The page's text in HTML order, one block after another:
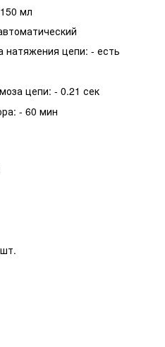
мл
натяжения цепи: - есть
цепи: - 0.21 сек
- 60 мин